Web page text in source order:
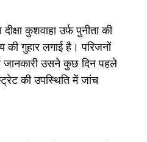
कुशवाहा उर्फ पुनीता की
की गुहार लगाई है। परिजनों
जानकारी उसने कुछ दिन पहले
की उपस्थिति में जांच